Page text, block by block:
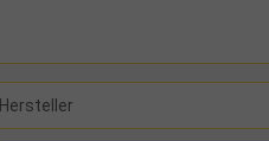
Hersteller